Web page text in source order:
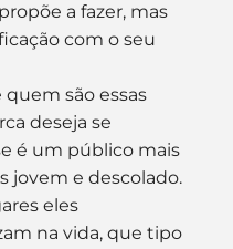
a fazer, mas
com o seu
são essas
deseja se
é um público mais
jovem e descolado.
eles
na vida, que tipo